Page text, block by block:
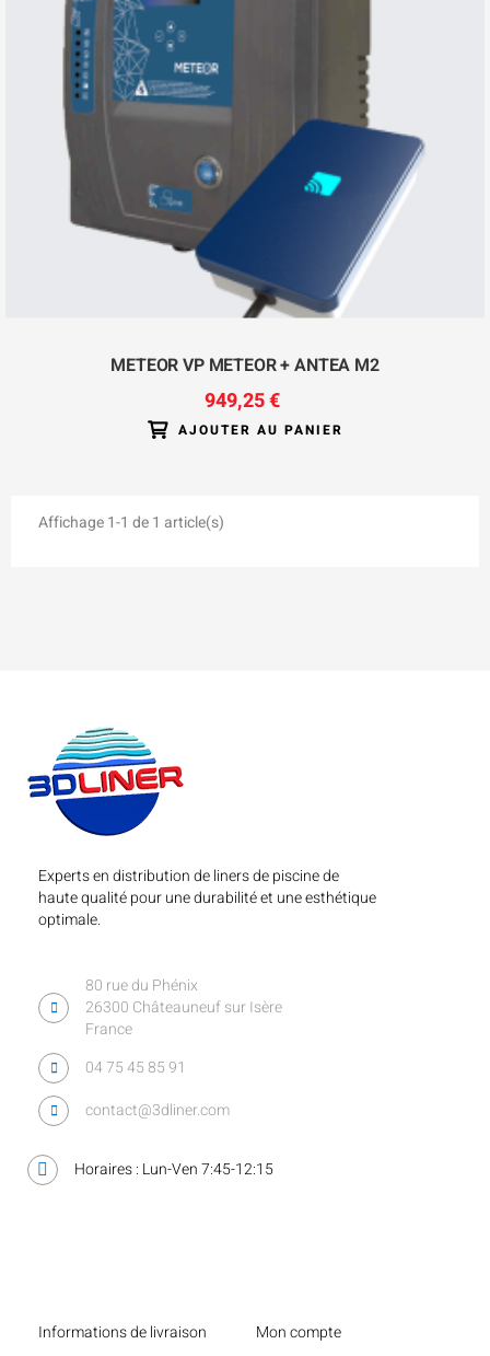
METEOR VP METEOR + ANTEA M2
949,25 €
AJOUTER AU PANIER
Affichage 1-1 de 1 article(s)
Experts en distribution de liners de piscine de
haute qualité pour une durabilité et une esthétique
optimale.
80 rue du Phénix
26300 Châteauneuf sur Isère
France
04 75 45 85 91
contact@3dliner.com
Horaires : Lun-Ven 7:45-12:15
Informations de livraison
Mon compte